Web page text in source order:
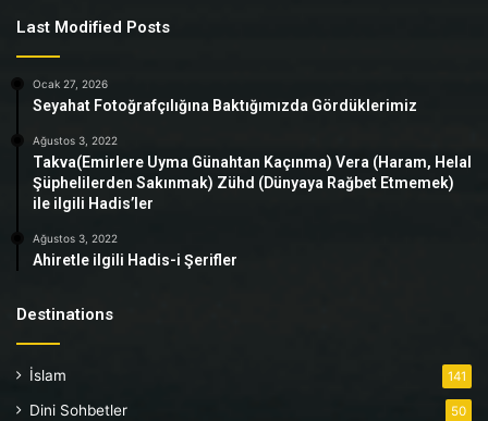
Last Modified Posts
Ocak 27, 2026
Seyahat Fotoğrafçılığına Baktığımızda Gördüklerimiz
Ağustos 3, 2022
Takva(Emirlere Uyma Günahtan Kaçınma) Vera (Haram, Helal
Şüphelilerden Sakınmak) Zühd (Dünyaya Rağbet Etmemek)
ile ilgili Hadis’ler
Ağustos 3, 2022
Ahiretle ilgili Hadis-i Şerifler
Destinations
İslam 141
Dini Sohbetler 50